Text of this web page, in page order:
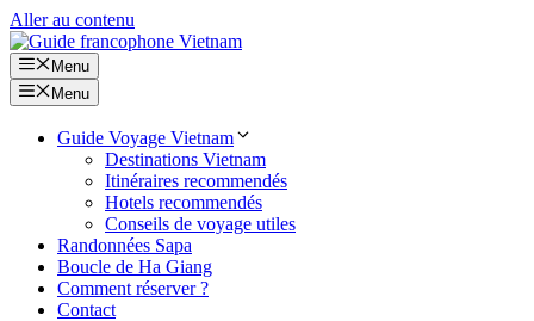
Aller au contenu
Menu
Menu
Guide Voyage Vietnam
Destinations Vietnam
Itinéraires recommendés
Hotels recommendés
Conseils de voyage utiles
Randonnées Sapa
Boucle de Ha Giang
Comment réserver ?
Contact